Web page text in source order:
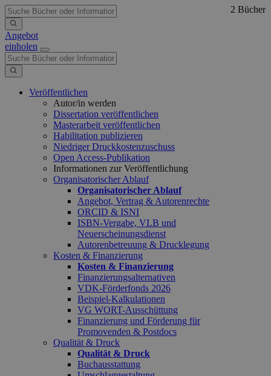
Angebot
einholen
Veröffentlichen
Autor/in werden
Dissertation veröffentlichen
Masterarbeit veröffentlichen
Habilitation publizieren
Niedriger Druckkostenzuschuss
Open Access-Publikation
Informationen zur Veröffentlichung
Organisatorischer Ablauf
Organisatorischer Ablauf
Angebot, Vertrag & Autorenrechte
ORCID & ISNI
ISBN-Vergabe, VLB und
Neuerscheinungsdienst
Autorenbetreuung & Drucklegung
Kosten & Finanzierung
Kosten & Finanzierung
Finanzierungsalternativen
VDK-Förderfonds 2026
Beispiel-Kalkulationen
VG WORT-Ausschüttung
Finanzierung und Förderung für
Promovenden & Postdocs
Qualität & Druck
Qualität & Druck
Buchausstattung
2 Bücher